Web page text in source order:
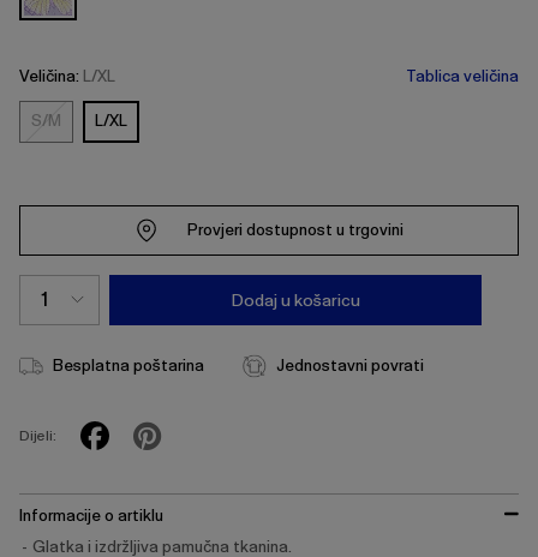
Veličina: L/XL Tablica veličina
S/M
S/M L/XL
Provjeri dostupnost u trgovini
Dodaj u košaricu
Besplatna poštarina Jednostavni povrati
Dijeli:
Informacije o artiklu
Glatka i izdržljiva pamučna tkanina.